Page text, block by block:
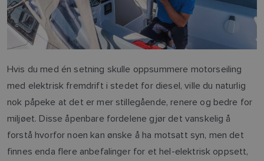
Hvis du med én setning skulle oppsummere motorseiling
med elektrisk fremdrift i stedet for diesel, ville du naturlig
nok påpeke at det er mer stillegående, renere og bedre for
miljøet. Disse åpenbare fordelene gjør det vanskelig å
forstå hvorfor noen kan ønske å ha motsatt syn, men det
finnes enda flere anbefalinger for et hel-elektrisk oppsett,